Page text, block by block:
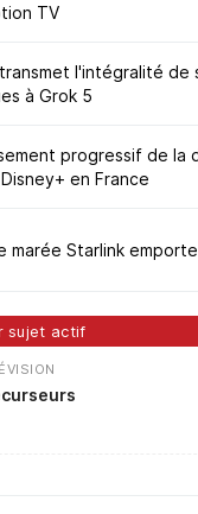
TV
l'intégralité de
à Grok 5
progressif de la
en France
marée Starlink
sujet actif